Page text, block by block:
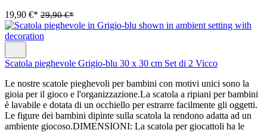
19,90 €* 29,90 €*
Scatola pieghevole Grigio-blu 30 x 30 cm Set di 2 Vicco
Le nostre scatole pieghevoli per bambini con motivi unici sono la
gioia per il gioco e l'organizzazione.La scatola a ripiani per bambini
è lavabile e dotata di un occhiello per estrarre facilmente gli oggetti.
Le figure dei bambini dipinte sulla scatola la rendono adatta ad un
ambiente giocoso.DIMENSIONI: La scatola per giocattoli ha le